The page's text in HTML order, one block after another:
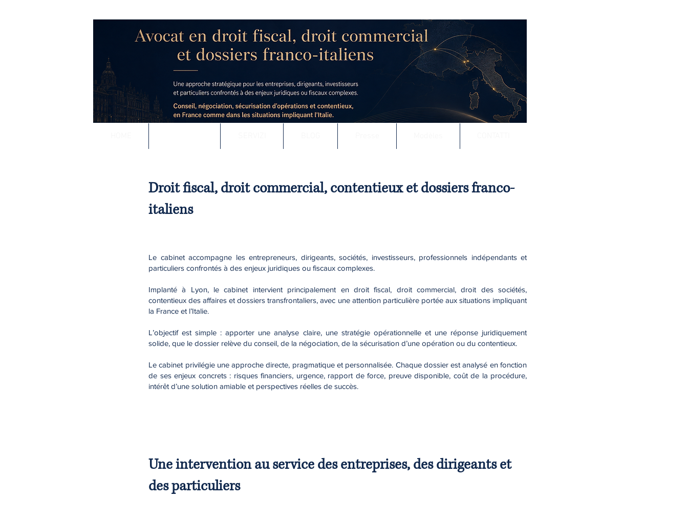
RODOLPHE ROUS - AVOCAT AU BARREAU DE LYON
Accompagnement juridique & fiscal des entreprises
Conseil stratégique et défense contentieuse, en France comme à l’international
Droit fiscal, droit commercial, contentieux et dossiers franco-
italiens
Le cabinet accompagne les entrepreneurs, dirigeants, sociétés, investisseurs, professionnels indépendants et
particuliers confrontés à des enjeux juridiques ou fiscaux complexes.
Implanté à Lyon, le cabinet intervient principalement en droit fiscal, droit commercial, droit des sociétés,
contentieux des affaires et dossiers transfrontaliers, avec une attention particulière portée aux situations impliquant
la France et l’Italie.
L’objectif est simple : apporter une analyse claire, une stratégie opérationnelle et une réponse juridiquement
solide, que le dossier relève du conseil, de la négociation, de la sécurisation d’une opération ou du contentieux.
Le cabinet privilégie une approche directe, pragmatique et personnalisée. Chaque dossier est analysé en fonction
de ses enjeux concrets : risques financiers, urgence, rapport de force, preuve disponible, coût de la procédure,
intérêt d’une solution amiable et perspectives réelles de succès.
Une intervention au service des entreprises, des dirigeants et
des particuliers